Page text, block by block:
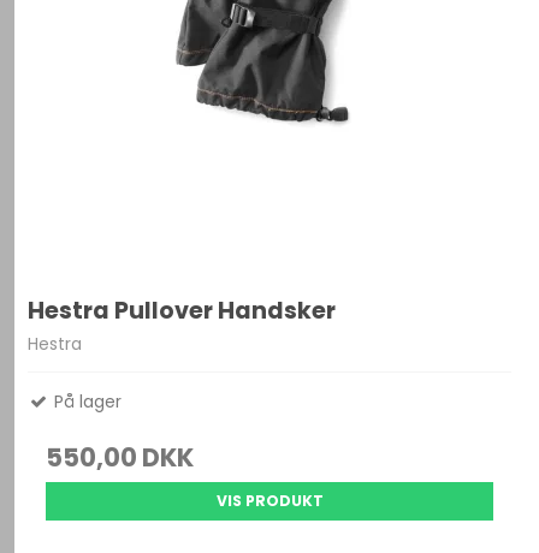
Hestra Pullover Handsker
Hestra
På lager
550,00 DKK
VIS PRODUKT